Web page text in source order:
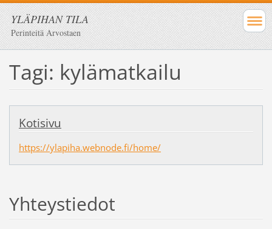
YLÄPIHAN TILA
Perinteitä Arvostaen
Tagi: kylämatkailu
Kotisivu
https://ylapiha.webnode.fi/home/
Yhteystiedot